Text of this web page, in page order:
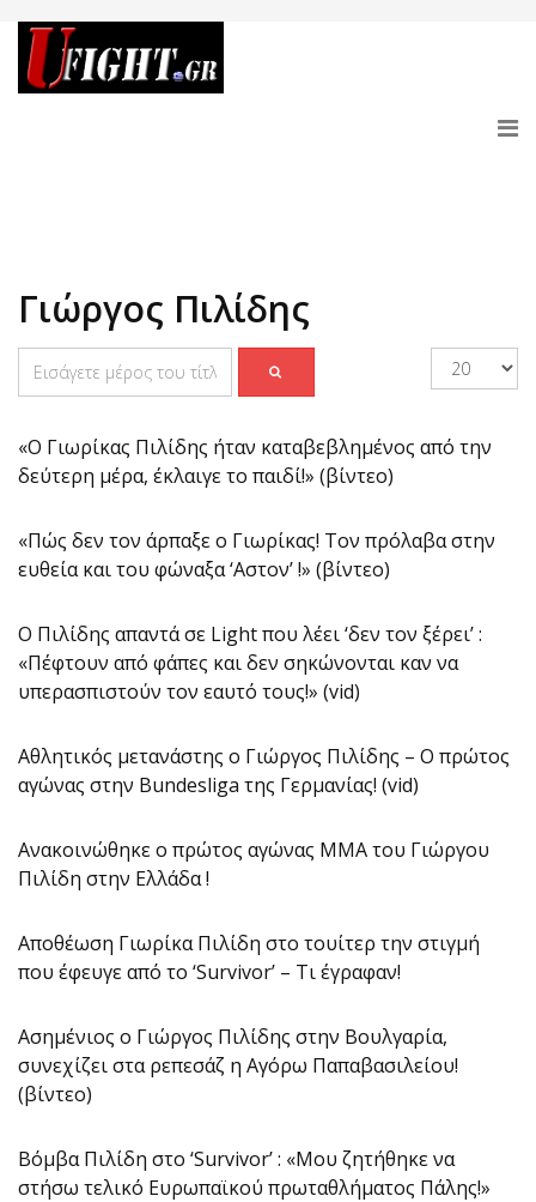
Γιώργος Πιλίδης
«Ο Γιωρίκας Πιλίδης ήταν καταβεβλημένος από την
δεύτερη μέρα, έκλαιγε το παιδί!» (βίντεο)
«Πώς δεν τον άρπαξε ο Γιωρίκας! Τον πρόλαβα στην
ευθεία και του φώναξα ‘Αστον’ !» (βίντεο)
O Πιλίδης απαντά σε Light που λέει ‘δεν τον ξέρει’ :
«Πέφτουν από φάπες και δεν σηκώνονται καν να
υπερασπιστούν τον εαυτό τους!» (vid)
Αθλητικός μετανάστης ο Γιώργος Πιλίδης – Ο πρώτος
αγώνας στην Bundesliga της Γερμανίας! (vid)
Ανακοινώθηκε ο πρώτος αγώνας ΜΜΑ του Γιώργου
Πιλίδη στην Ελλάδα !
Αποθέωση Γιωρίκα Πιλίδη στο τουίτερ την στιγμή
που έφευγε από το ‘Survivor’ – Τι έγραφαν!
Ασημένιος ο Γιώργος Πιλίδης στην Βουλγαρία,
συνεχίζει στα ρεπεσάζ η Αγόρω Παπαβασιλείου!
(βίντεο)
Βόμβα Πιλίδη στο ‘Survivor’ : «Μου ζητήθηκε να
στήσω τελικό Ευρωπαϊκού πρωταθλήματος Πάλης!»